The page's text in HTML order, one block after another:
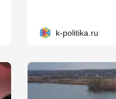
k-politika.ru